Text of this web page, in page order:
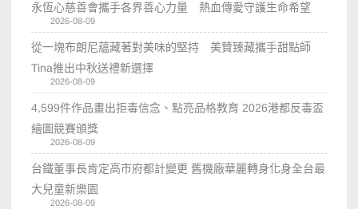
永恆心慈善會攜手各界善心力量 熱血傳愛守護生命希望
2026-08-09
從一塊布朗尼蘊藏著對美味的堅持 美贊臻藏攜手甜點師
Tina推出中秋送禮新選擇
2026-08-09
4,599件作品畫出拒毒信念、點亮品格教育 2026港都反毒盃
繪圖競賽頒獎
2026-08-09
台鐵董事長肯定高市府都計變更 舊機廠華麗轉身化身全台最
大兒童新樂園
2026-08-09